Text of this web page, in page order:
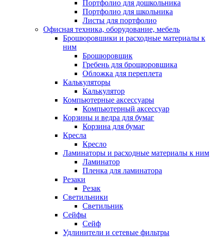
Портфолио для дошкольника
Портфолио для школьника
Листы для портфолио
Офисная техника, оборудование, мебель
Брошюровшики и расходные материалы к
ним
Брошюровщик
Гребень для брощюровшика
Обложка для переплета
Калькуляторы
Калькулятор
Компьютерные аксессуары
Компьютерный аксессуар
Корзины и ведра для бумаг
Корзина для бумаг
Кресла
Кресло
Ламинаторы и расходные материалы к ним
Ламинатор
Пленка для ламинатора
Резаки
Резак
Светильники
Светильник
Сейфы
Сейф
Удлинители и сетевые фильтры